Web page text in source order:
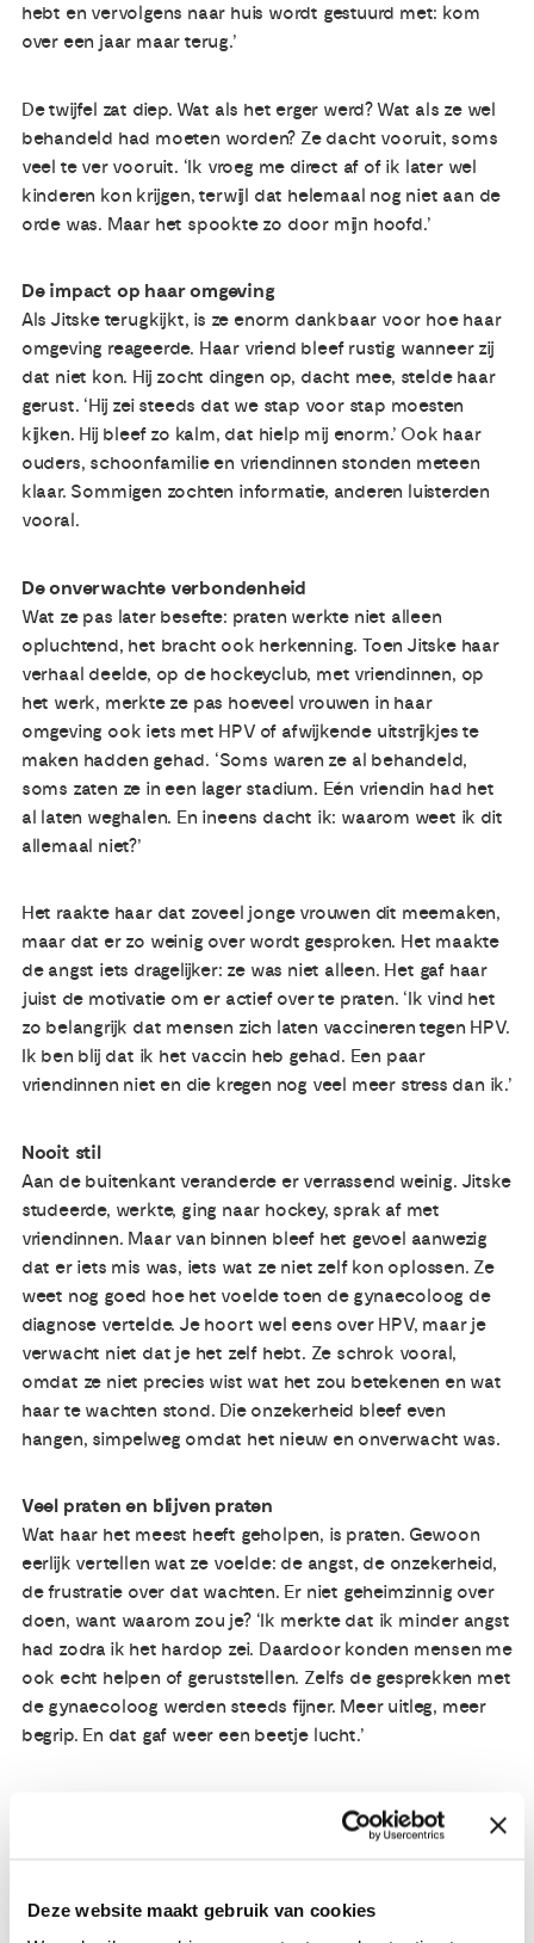
Deze website maakt gebruik van cookies
hebt en vervolgens naar huis wordt gestuurd met: kom
over een jaar maar terug.’
De twijfel zat diep. Wat als het erger werd? Wat als ze wel
behandeld had moeten worden? Ze dacht vooruit, soms
veel te ver vooruit. ‘Ik vroeg me direct af of ik later wel
kinderen kon krijgen, terwijl dat helemaal nog niet aan de
orde was. Maar het spookte zo door mijn hoofd.’
De impact op haar omgeving
Als Jitske terugkijkt, is ze enorm dankbaar voor hoe haar
omgeving reageerde. Haar vriend bleef rustig wanneer zij
dat niet kon. Hij zocht dingen op, dacht mee, stelde haar
gerust. ‘Hij zei steeds dat we stap voor stap moesten
kijken. Hij bleef zo kalm, dat hielp mij enorm.’ Ook haar
ouders, schoonfamilie en vriendinnen stonden meteen
klaar. Sommigen zochten informatie, anderen luisterden
vooral.
De onverwachte verbondenheid
Wat ze pas later besefte: praten werkte niet alleen
opluchtend, het bracht ook herkenning. Toen Jitske haar
verhaal deelde, op de hockeyclub, met vriendinnen, op
het werk, merkte ze pas hoeveel vrouwen in haar
omgeving ook iets met HPV of afwijkende uitstrijkjes te
maken hadden gehad. ‘Soms waren ze al behandeld,
soms zaten ze in een lager stadium. Eén vriendin had het
al laten weghalen. En ineens dacht ik: waarom weet ik dit
allemaal niet?’
Het raakte haar dat zoveel jonge vrouwen dit meemaken,
maar dat er zo weinig over wordt gesproken. Het maakte
de angst iets dragelijker: ze was niet alleen. Het gaf haar
juist de motivatie om er actief over te praten. ‘Ik vind het
zo belangrijk dat mensen zich laten vaccineren tegen HPV.
Ik ben blij dat ik het vaccin heb gehad. Een paar
vriendinnen niet en die kregen nog veel meer stress dan ik.’
Nooit stil
Aan de buitenkant veranderde er verrassend weinig. Jitske
studeerde, werkte, ging naar hockey, sprak af met
vriendinnen. Maar van binnen bleef het gevoel aanwezig
dat er iets mis was, iets wat ze niet zelf kon oplossen. Ze
weet nog goed hoe het voelde toen de gynaecoloog de
diagnose vertelde. Je hoort wel eens over HPV, maar je
verwacht niet dat je het zelf hebt. Ze schrok vooral,
omdat ze niet precies wist wat het zou betekenen en wat
haar te wachten stond. Die onzekerheid bleef even
hangen, simpelweg omdat het nieuw en onverwacht was.
Veel praten en blijven praten
Wat haar het meest heeft geholpen, is praten. Gewoon
eerlijk vertellen wat ze voelde: de angst, de onzekerheid,
de frustratie over dat wachten. Er niet geheimzinnig over
doen, want waarom zou je? ‘Ik merkte dat ik minder angst
had zodra ik het hardop zei. Daardoor konden mensen me
ook echt helpen of geruststellen. Zelfs de gesprekken met
de gynaecoloog werden steeds fijner. Meer uitleg, meer
begrip. En dat gaf weer een beetje lucht.’
Nu, bijna een jaar later, staat opnieuw een uitstrijkje
artsen verwachtten? Of moet ze toch behandeld worden?